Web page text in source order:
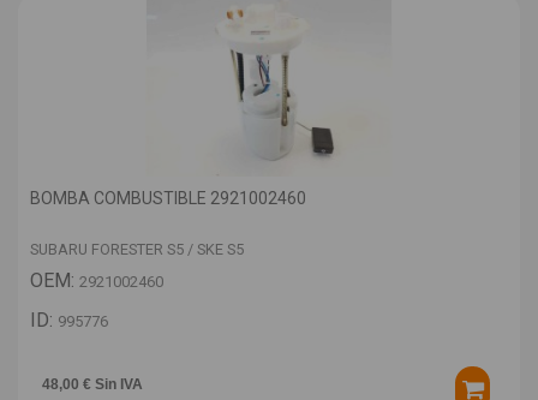
BOMBA COMBUSTIBLE 2921002460
SUBARU FORESTER S5 / SKE S5
OEM: 2921002460
ID: 995776
48,00 € Sin IVA